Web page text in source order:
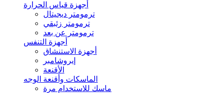
أجهزة قياس الحرارة
ترمومتر ديجيتال
ترمومتر زئبقي
ترمومتر عن بعد
أجهزة التنفس
أجهزة الاستنشاق
إيروشامبر
الأقنعة
الماسكات وأقنعة الوجه
ماسك للاستخدام مرة